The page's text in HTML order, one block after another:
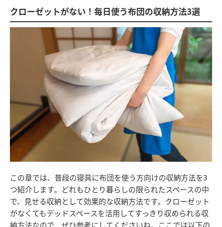
クローゼットがない！毎日使う布団の収納方法3選
この章では、普段の寝具に布団を使う方向けの収納方法を3
つ紹介します。どれもひとり暮らしの限られたスペースの中
で、見せる収納として効果的な収納方法です。クローゼット
がなくてもデッドスペースを活用してすっきり収められる収
納方法なので、ぜひ参考にしてくださいね。ここでは以下の